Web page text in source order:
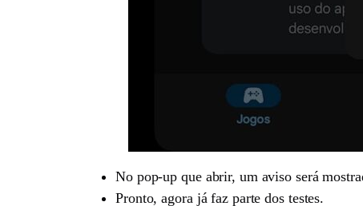
No pop-up que abrir, um aviso será
Pronto, agora já faz parte dos testes.